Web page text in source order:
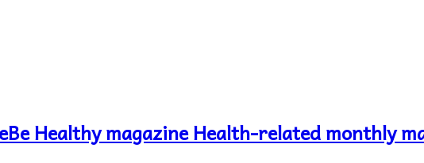
Be Healthy magazine Health-related monthly